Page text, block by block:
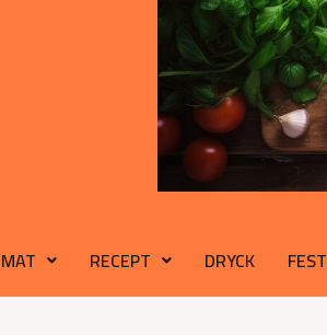
MAT RECEPT DRYCK FEST